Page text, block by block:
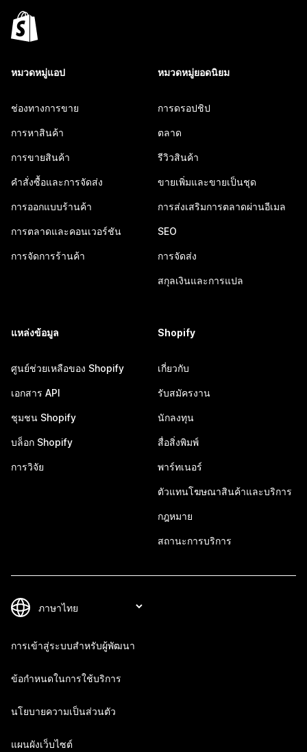
หมวดหมู่แอป
ช่องทางการขาย
การหาสินค้า
การขายสินค้า
คำสั่งซื้อและการจัดส่ง
การออกแบบร้านค้า
การตลาดและคอนเวอร์ชัน
การจัดการร้านค้า
หมวดหมู่ยอดนิยม
การดรอปชิป
ตลาด
รีวิวสินค้า
ขายเพิ่มและขายเป็นชุด
การส่งเสริมการตลาดผ่านอีเมล
SEO
การจัดส่ง
สกุลเงินและการแปล
แหล่งข้อมูล
ศูนย์ช่วยเหลือของ Shopify
เอกสาร API
ชุมชน Shopify
บล็อก Shopify
การวิจัย
Shopify
เกี่ยวกับ
รับสมัครงาน
นักลงทุน
สื่อสิ่งพิมพ์
พาร์ทเนอร์
ตัวแทนโฆษณาสินค้าและบริการ
กฎหมาย
สถานะการบริการ
การเข้าสู่ระบบสำหรับผู้พัฒนา
ข้อกำหนดในการใช้บริการ
นโยบายความเป็นส่วนตัว
แผนผังเว็บไซต์